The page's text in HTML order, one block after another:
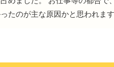
たのが主な原因かと思われます